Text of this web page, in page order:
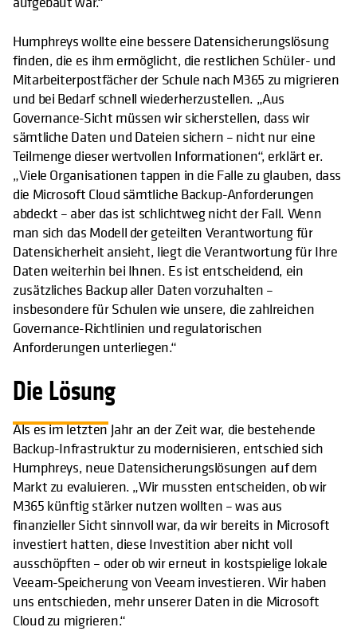
Humphreys wollte eine bessere Datensicherungslösung
finden, die es ihm ermöglicht, die restlichen Schüler- und
Mitarbeiterpostfächer der Schule nach M365 zu migrieren
und bei Bedarf schnell wiederherzustellen. „Aus
Governance-Sicht müssen wir sicherstellen, dass wir
sämtliche Daten und Dateien sichern – nicht nur eine
Teilmenge dieser wertvollen Informationen“, erklärt er.
„Viele Organisationen tappen in die Falle zu glauben, dass
die Microsoft Cloud sämtliche Backup-Anforderungen
abdeckt – aber das ist schlichtweg nicht der Fall. Wenn
man sich das Modell der geteilten Verantwortung für
Datensicherheit ansieht, liegt die Verantwortung für Ihre
Daten weiterhin bei Ihnen. Es ist entscheidend, ein
zusätzliches Backup aller Daten vorzuhalten –
insbesondere für Schulen wie unsere, die zahlreichen
Governance-Richtlinien und regulatorischen
Anforderungen unterliegen.“
Die Lösung
Als es im letzten Jahr an der Zeit war, die bestehende
Backup-Infrastruktur zu modernisieren, entschied sich
Humphreys, neue Datensicherungslösungen auf dem
Markt zu evaluieren. „Wir mussten entscheiden, ob wir
M365 künftig stärker nutzen wollten – was aus
finanzieller Sicht sinnvoll war, da wir bereits in Microsoft
investiert hatten, diese Investition aber nicht voll
ausschöpften – oder ob wir erneut in kostspielige lokale
Veeam-Speicherung von Veeam investieren. Wir haben
uns entschieden, mehr unserer Daten in die Microsoft
Cloud zu migrieren.“